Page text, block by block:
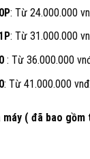
: Từ 24.000.000
: Từ 31.000.000
: Từ 36.000.000
: Từ 41.000.000 vnđ.
( đã bao gồm